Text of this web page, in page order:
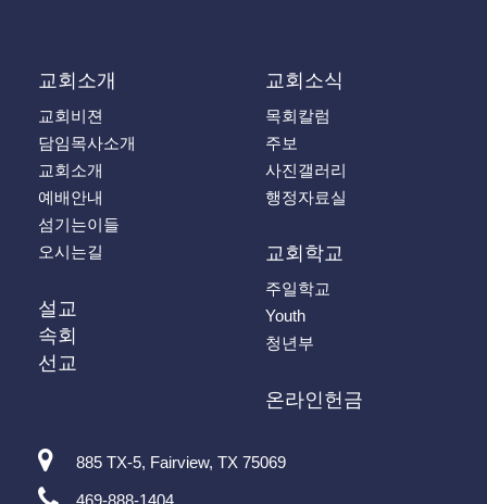
교회소개
교회비젼
담임목사소개
교회소개
예배안내
섬기는이들
오시는길
설교
속회
선교
교회소식
목회칼럼
주보
사진갤러리
행정자료실
교회학교
주일학교
Youth
청년부
온라인헌금
885 TX-5, Fairview, TX 75069
469-888-1404